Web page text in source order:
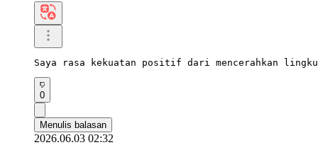
Saya rasa kekuatan positif dari mencerahkan
0
Menulis balasan
2026.06.03 02:32